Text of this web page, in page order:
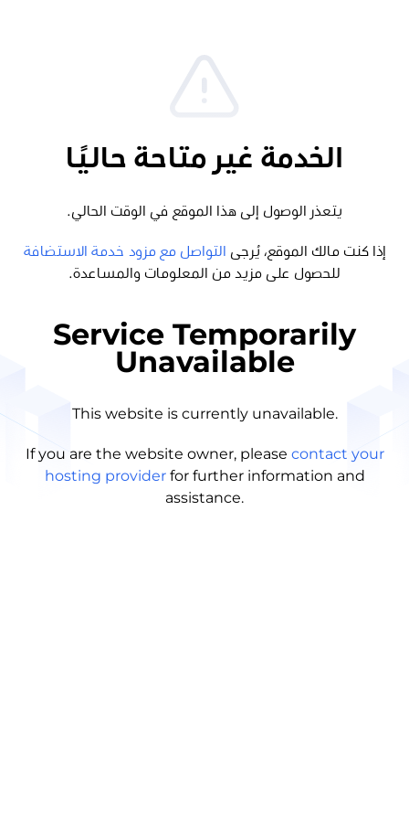
الخدمة غير متاحة حاليًا
يتعذر الوصول إلى هذا الموقع في الوقت الحالي.
إذا كنت مالك الموقع، يُرجى
التواصل مع مزود خدمة الاستضافة
للحصول على مزيد من المعلومات والمساعدة.
Service Temporarily
Unavailable
This website is currently unavailable.
If you are the website owner, please contact your
hosting provider for further information and
assistance.